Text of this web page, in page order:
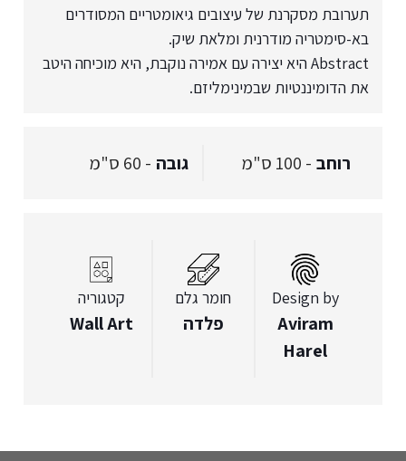
תערובת מסקרנת של עיצובים גיאומטריים המסודרים
בא-סימטריה מודרנית ומלאת שיק.
Abstract היא יצירה עם אמירה נוקבת, היא מוכיחה היטב
את הדומיננטיות שבמינימליזם.
רוחב - 100 ס"מ גובה - 60 ס"מ
Design by
Aviram
Harel
חומר גלם
פלדה
קטגוריה
Wall Art